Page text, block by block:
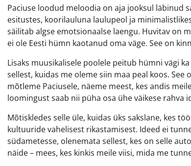
Paciuse loodud meloodia on aja jooksul läbinud
esitustes, koorilauluna laulupeol ja
säilitab algse emotsionaalse laengu. Huvitav on
ei ole Eesti hümn kaotanud oma väge. See on
Lisaks muusikalisele poolele peitub hümni vägi
sellest, kuidas me oleme siin maa peal koos.
mõtleme Paciusele, näeme meest, kes andis
loomingust saab nii püha osa ühe väikese rahva
Mõtiskledes selle üle, kuidas üks sakslane, kes
kultuuride vahelisest rikastamisest. Ideed ei
südametesse, olenemata sellest, kes on selle
näide – mees, kes kinkis meile viisi, mida me